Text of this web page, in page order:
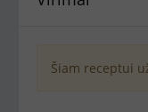
Šiam receptui